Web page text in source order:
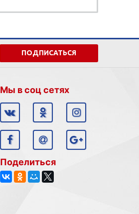
ПОДПИСАТЬСЯ
Мы в соц сетях
Поделиться